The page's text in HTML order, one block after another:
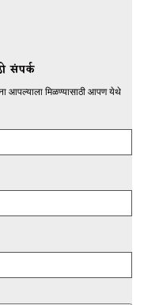
संपर्क
आपल्याला मिळण्यासाठी आपण येथे